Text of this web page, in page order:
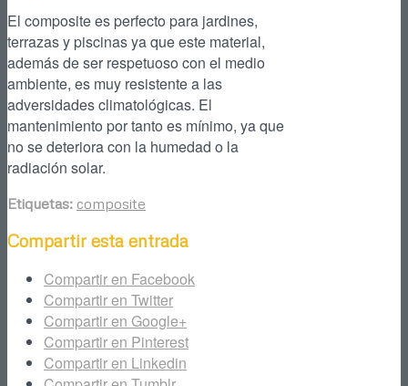
El composite es perfecto para jardines,
terrazas y piscinas ya que este material,
además de ser respetuoso con el medio
ambiente, es muy resistente a las
adversidades climatológicas. El
mantenimiento por tanto es mínimo, ya que
no se deteriora con la humedad o la
radiación solar.
Etiquetas: composite
Compartir esta entrada
Compartir en Facebook
Compartir en Twitter
Compartir en Google+
Compartir en Pinterest
Compartir en Linkedin